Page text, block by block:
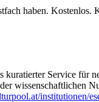
haben. Kostenlos.
Service für
wissenschaftlichen
institutionen/